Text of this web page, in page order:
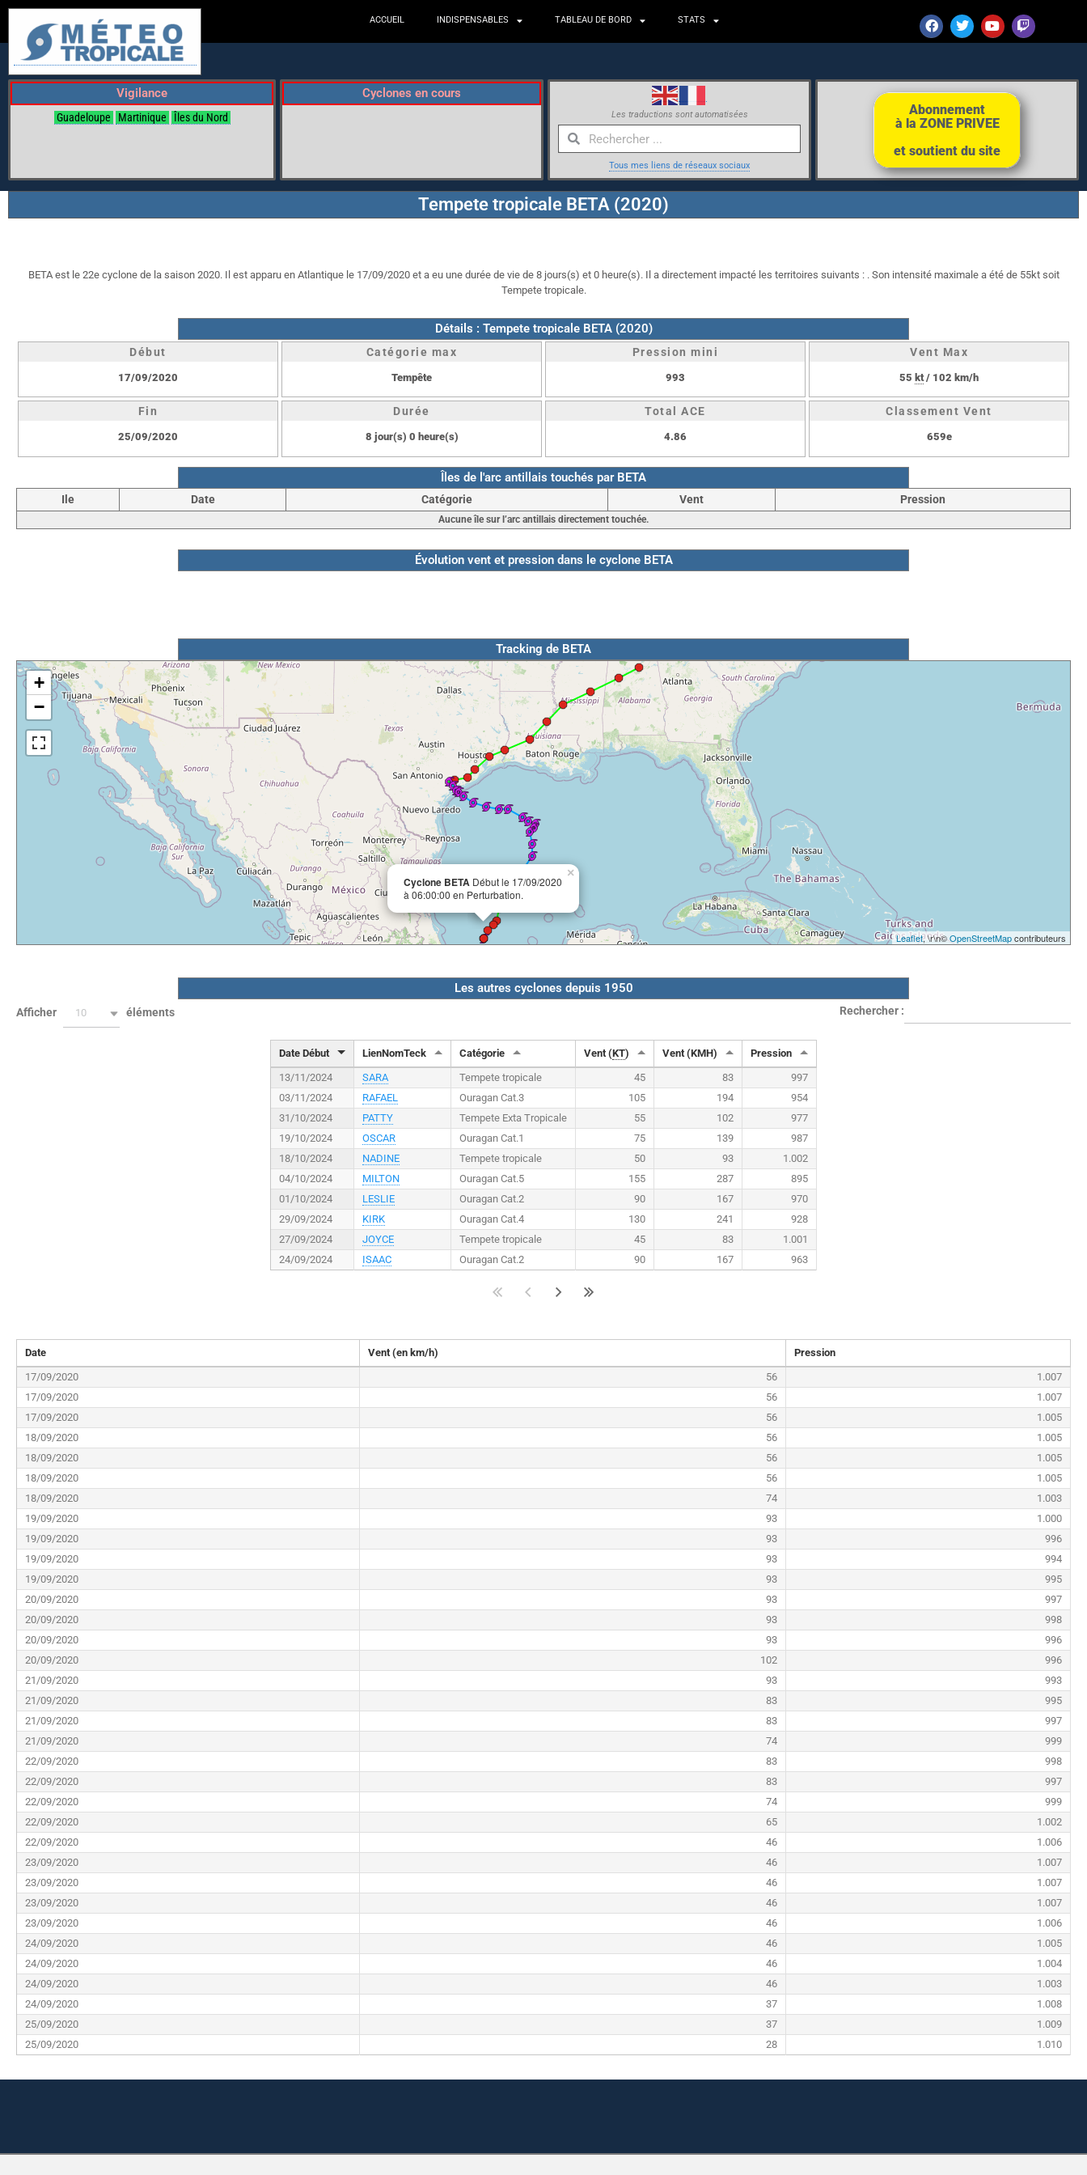
ACCUEIL INDISPENSABLES TABLEAU DE BORD STATS
Vigilance
Guadeloupe Martinique Îles du Nord
Cyclones en cours
Les traductions sont automatisées
Tous mes liens de réseaux sociaux
Abonnement
à la ZONE PRIVEE
et soutient du site
Tempete tropicale BETA (2020)
BETA est le 22e cyclone de la saison 2020. Il est apparu en Atlantique le 17/09/2020 et a eu une durée de vie de 8 jours(s) et 0 heure(s). Il a directement impacté les territoires suivants : . Son intensité maximale a été de 55kt soit
Tempete tropicale.
Détails : Tempete tropicale BETA (2020)
Début
17/09/2020
Catégorie max
Tempête
Pression mini
993
Vent Max
55 kt/ 102 km/h
Fin
25/09/2020
Durée
8 jour(s) 0 heure(s)
Total ACE
4.86
Classement Vent
659e
Îles de l'arc antillais touchés par BETA
Ile Date Catégorie Vent Pression
Aucune île sur l’arc antillais directement touchée.
Évolution vent et pression dans le cyclone BETA
Tracking de BETA
Cyclone BETA Début le 17/09/2020
à 06:00:00 en Perturbation.
×
+
−
Leaflet, \r\n©OpenStreetMapcontributeurs
Les autres cyclones depuis 1950
Afficher 10 éléments Rechercher :
Date Début LienNomTeck Catégorie Vent (KT) Vent (KMH)
Pression
13/11/2024
SARA Tempete tropicale 45 83
997
03/11/2024
RAFAEL Ouragan Cat.3 105 194
954
31/10/2024
PATTY Tempete Exta Tropicale 55 102
977
19/10/2024
OSCAR Ouragan Cat.1 75 139
987
18/10/2024
NADINE Tempete tropicale 50 93
1.002
04/10/2024
MILTON Ouragan Cat.5 155 287
895
01/10/2024
LESLIE Ouragan Cat.2 90 167
970
29/09/2024
KIRK Ouragan Cat.4 130 241
928
27/09/2024
JOYCE Tempete tropicale 45 83
1.001
24/09/2024
ISAAC Ouragan Cat.2 90 167 963
Date Vent (en km/h)
Pression
17/09/2020
56
1.007
17/09/2020
56
1.007
17/09/2020
56
1.005
18/09/2020
56
1.005
18/09/2020
56
1.005
18/09/2020
56
1.005
18/09/2020
74
1.003
19/09/2020
93
1.000
19/09/2020
93
996
19/09/2020
93
994
19/09/2020
93
995
20/09/2020
93
997
20/09/2020
93
998
20/09/2020
93
996
20/09/2020
102
996
21/09/2020
93
993
21/09/2020
83
995
21/09/2020
83
997
21/09/2020
74
999
22/09/2020
83
998
22/09/2020
83
997
22/09/2020
74
999
22/09/2020
65
1.002
22/09/2020
46
1.006
23/09/2020
46
1.007
23/09/2020
46
1.007
23/09/2020
46
1.007
23/09/2020
46
1.006
24/09/2020
46
1.005
24/09/2020
46
1.004
24/09/2020
46
1.003
24/09/2020
37
1.008
25/09/2020
37
1.009
25/09/2020
28 1.010